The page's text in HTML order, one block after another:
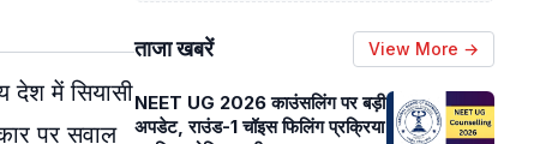
देश में सियासी
पर सवाल
ताजा खबरें View More →
NEET UG 2026 काउंसलिंग पर बड़ी
अपडेट, राउंड-1 चॉइस फिलिंग प्रक्रिया